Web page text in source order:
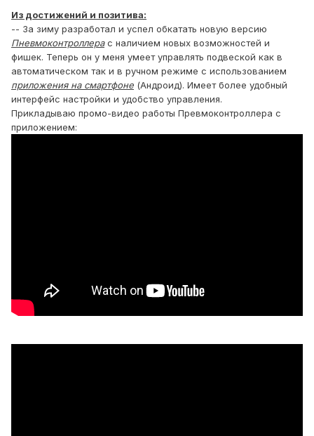
Из достижений и позитива:
-- За зиму разработал и успел обкатать новую версию
Пневмоконтроллерас наличием новых возможностей и
фишек. Теперь он у меня умеет управлять подвеской как в
автоматическом так и в ручном режиме с использованием
приложения на смартфоне (Андроид). Имеет более удобный
интерфейс настройки и удобство управления.
Прикладываю промо-видео работы Превмоконтроллера с
приложением: